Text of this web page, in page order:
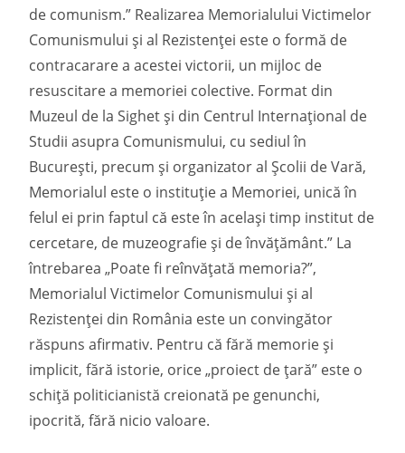
de comunism.” Realizarea Memorialului Victimelor
Comunismului și al Rezistenţei este o formă de
contracarare a acestei victorii, un mijloc de
resuscitare a memoriei colective. Format din
Muzeul de la Sighet și din Centrul Internaţional de
Studii asupra Comunismului, cu sediul în
București, precum și organizator al Școlii de Vară,
Memorialul este o instituţie a Memoriei, unică în
felul ei prin faptul că este în același timp institut de
cercetare, de muzeografie și de învăţământ.” La
întrebarea „Poate fi reînvăţată memoria?”,
Memorialul Victimelor Comunismului și al
Rezistenţei din România este un convingător
răspuns afirmativ. Pentru că fără memorie și
implicit, fără istorie, orice „proiect de ţară” este o
schiţă politicianistă creionată pe genunchi,
ipocrită, fără nicio valoare.